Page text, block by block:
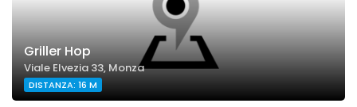
Griller Hop
Viale Elvezia 33, Monza
DISTANZA: 16 M